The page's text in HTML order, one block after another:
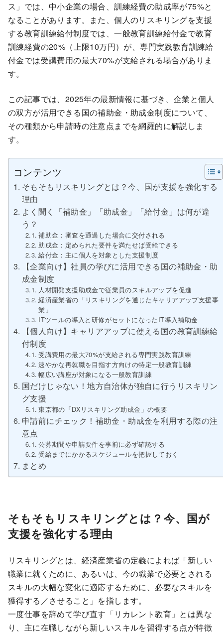
ス」では、中小企業の場合、訓練経費の助成率が75%と
なることがあります。また、個人のリスキリングを支援
する教育訓練給付制度では、一般教育訓練給付金で教育
訓練経費の20%（上限10万円）が、専門実践教育訓練給
付金では受講費用の最大70%が支給される場合がありま
す。
この記事では、2025年の最新情報に基づき、企業と個人
の双方が活用できる国の補助金・助成金制度について、
その種類から申請時の注意点までを網羅的に解説しま
す。
コンテンツ
そもそもリスキリングとは？今、国が支援を強化する
理由
よく聞く「補助金」「助成金」「給付金」は何が違
う？
補助金：審査を通過した場合に交付される
助成金：定められた要件を満たせば受給できる
給付金：主に個人を対象とした支援制度
【企業向け】社員の学びに活用できる国の補助金・助
成金制度
人材開発支援助成金で従業員のスキルアップを促進
経済産業省の「リスキリングを通じたキャリアアップ支援事
業」
ITツールの導入と研修がセットになったIT導入補助金
【個人向け】キャリアアップに使える国の教育訓練給
付制度
受講費用の最大70%が支給される専門実践教育訓練
速やかな再就職を目指す方向けの特定一般教育訓練
幅広い講座が対象になる一般教育訓練
国だけじゃない！地方自治体が独自に行うリスキリン
グ支援
東京都の「DXリスキリング助成金」の概要
申請前にチェック！補助金・助成金を利用する際の注
意点
公募期間や申請要件を事前に必ず確認する
受給までにかかるスケジュールを把握しておく
まとめ
そもそもリスキリングとは？今、国が
支援を強化する理由
リスキリングとは、経済産業省の定義によれば「新しい
職業に就くために、あるいは、今の職業で必要とされる
スキルの大幅な変化に適応するために、必要なスキルを
獲得する／させること」を指します。
一度仕事を辞めて学び直す「リカレント教育」とは異な
り、主に在職しながら新しいスキルを習得する点が特徴